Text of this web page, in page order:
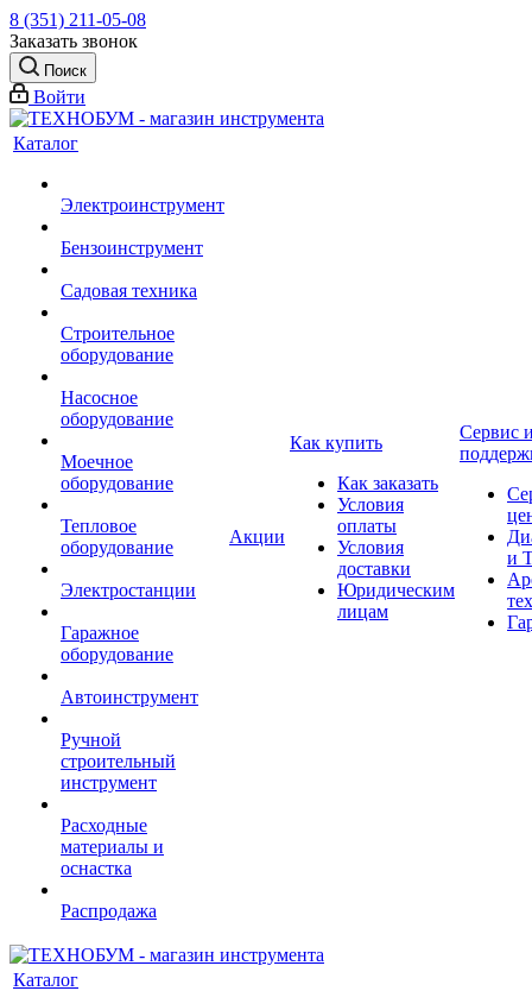
8 (351) 211-05-08
Заказать звонок
Поиск
Войти
Каталог
Электроинструмент
Бензоинструмент
Садовая техника
Строительное
оборудование
Насосное
оборудование
Моечное
оборудование
Тепловое
оборудование
Электростанции
Гаражное
оборудование
Автоинструмент
Ручной
строительный
инструмент
Расходные
материалы и
оснастка
Распродажа
Акции
Как купить
Как заказать
Условия
оплаты
Условия
доставки
Юридическим
лицам
Сервис
и
Каталог